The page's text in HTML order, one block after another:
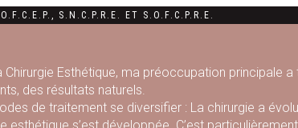
S.N.C.P.R.E. ET S.O.F.C.P.R.E.
Chirurgie Esthétique, ma préoccupation principale
des résultats naturels.
de traitement se diversifier : La chirurgie a